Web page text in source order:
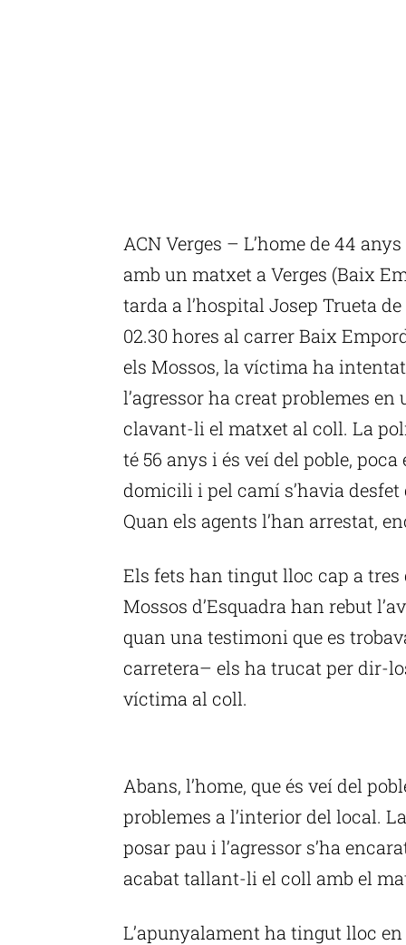
ACN Verges – L’home de 44
amb un matxet a Verges (Baix
tarda a l’hospital Josep Trueta
02.30 hores al carrer Baix
els Mossos, la víctima ha
l’agressor ha creat problemes
clavant-li el matxet al coll. La
té 56 anys i és veí del poble,
domicili i pel camí s’havia
Quan els agents l’han arrestat,
Els fets han tingut lloc cap a
Mossos d’Esquadra han rebut
quan una testimoni que es
carretera– els ha trucat per dir-
víctima al coll.
Abans, l’home, que és veí del
problemes a l’interior del local.
posar pau i l’agressor s’ha
acabat tallant-li el coll amb el
L’apunyalament ha tingut lloc